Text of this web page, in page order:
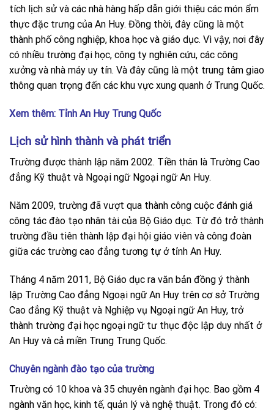
tích lịch sử và các nhà hàng hấp dẫn giới thiệu các món ẩm
thực đặc trưng của An Huy. Đồng thời, đây cũng là một
thành phố công nghiệp, khoa học và giáo dục. Vì vậy, nơi đây
có nhiều trường đại học, công ty nghiên cứu, các công
xưởng và nhà máy uy tín. Và đây cũng là một trung tâm giao
thông quan trọng đến các khu vực xung quanh ở Trung Quốc.
Xem thêm: Tỉnh An Huy Trung Quốc
Lịch sử hình thành và phát triển
Trường được thành lập năm 2002. Tiền thân là Trường Cao
đẳng Kỹ thuật và Ngoại ngữ Ngoại ngữ An Huy.
Năm 2009, trường đã vượt qua thành công cuộc đánh giá
công tác đào tạo nhân tài của Bộ Giáo dục. Từ đó trở thành
trường đầu tiên thành lập đại hội giáo viên và công đoàn
giữa các trường cao đẳng tương tự ở tỉnh An Huy.
Tháng 4 năm 2011, Bộ Giáo dục ra văn bản đồng ý thành
lập Trường Cao đẳng Ngoại ngữ An Huy trên cơ sở Trường
Cao đẳng Kỹ thuật và Nghiệp vụ Ngoại ngữ An Huy, trở
thành trường đại học ngoại ngữ tư thục độc lập duy nhất ở
An Huy và cả miền Trung Trung Quốc.
Chuyên ngành đào tạo của trường
Trường có 10 khoa và 35 chuyên ngành đại học. Bao gồm 4
ngành văn học, kinh tế, quản lý và nghệ thuật. Trong đó có: